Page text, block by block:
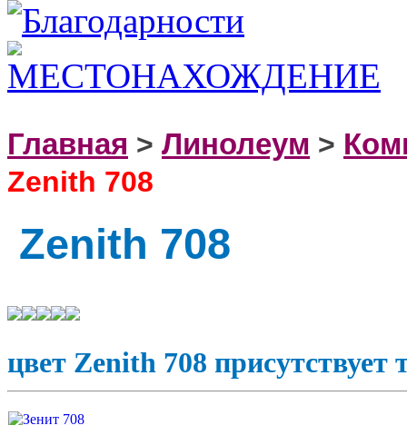
Главная > Линолеум >
Zenith 708
Zenith 708
цвет Zenith 708